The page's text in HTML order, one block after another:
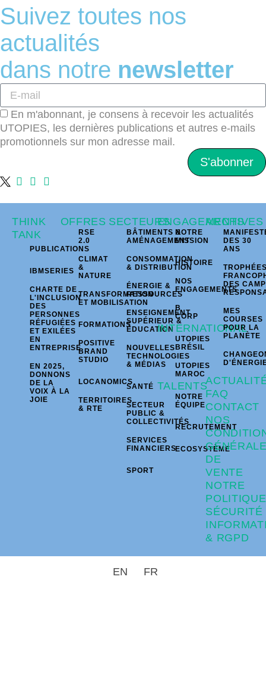
Suivez toutes nos
actualités
dans notre newsletter
En m'abonnant, je consens à recevoir les actualités
UTOPIES, les dernières publications et autres e-mails
promotionnels sur mon adresse mail.
S'abonner
THINK
TANK
PUBLICATIONS
IBMSERIES
CHARTE DE
L'INCLUSION
DES
PERSONNES
RÉFUGIÉES
ET EXILÉES
EN
ENTREPRISE
EN 2025,
DONNONS
DE LA
VOIX À LA
JOIE
OFFRES
RSE
2.0
CLIMAT
&
NATURE
TRANSFORMATION
ET MOBILISATION
FORMATIONS
POSITIVE
BRAND
STUDIO
LOCANOMICS
TERRITOIRES
& RTE
SECTEURS
BÂTIMENTS &
AMÉNAGEMENT
CONSOMMATION
& DISTRIBUTION
ÉNERGIE &
RESSOURCES
ENSEIGNEMENT
SUPÉRIEUR &
ÉDUCATION
NOUVELLES
TECHNOLOGIES
& MÉDIAS
SANTÉ
SECTEUR
PUBLIC &
COLLECTIVITÉS
SERVICES
FINANCIERS
SPORT
ENGAGEMENTS
NOTRE
MISSION
HISTOIRE
NOS
ENGAGEMENTS
B
CORP
INTERNATIONAL
UTOPIES
BRÉSIL
UTOPIES
MAROC
TALENTS
NOTRE
ÉQUIPE
RECRUTEMENT
ECOSYSTÈME
ARCHIVES
DES 30
ANS
DES
MES
COURSES
POUR LA
PLANÈTE
FAQ
CONTACT
NOS
DE
VENTE
NOTRE
POLITIQUE
SÉCURITÉ
& RGPD
EN FR